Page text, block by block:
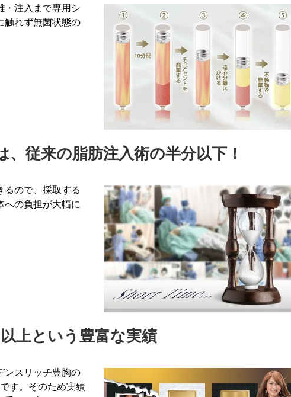
・注入まで専用シ
触れず無菌状態の
、従来の脂肪注入術の半分以下！
るので、採取する
への負担が大幅に
上という豊富な実績
ンスリッチ豊胸の
す。そのため実績